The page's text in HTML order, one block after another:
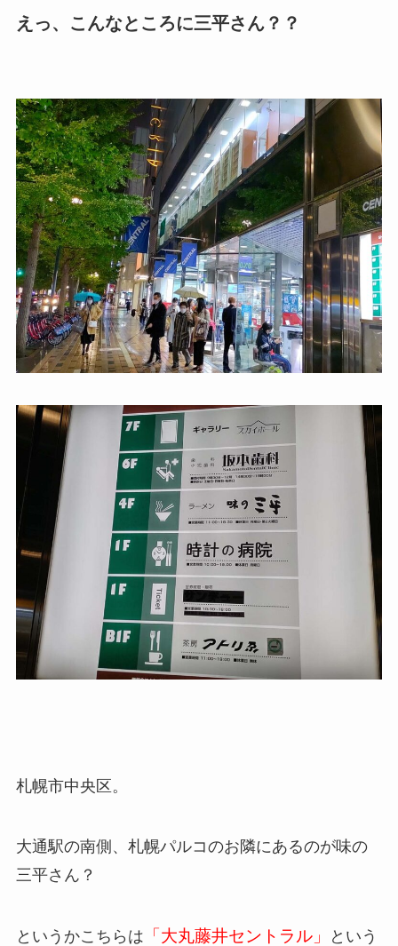
えっ、こんなところに三平さん？？
札幌市中央区。
大通駅の南側、札幌パルコのお隣にあるのが味の
三平さん？
というかこちらは 「大丸藤井セントラル」
という